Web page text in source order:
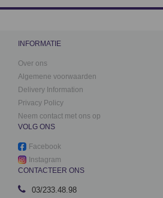
INFORMATIE
Over ons
Algemene voorwaarden
Delivery Information
Privacy Policy
Neem contact met ons op
VOLG ONS
Facebook
Instagram
CONTACTEER ONS
03/233.48.98